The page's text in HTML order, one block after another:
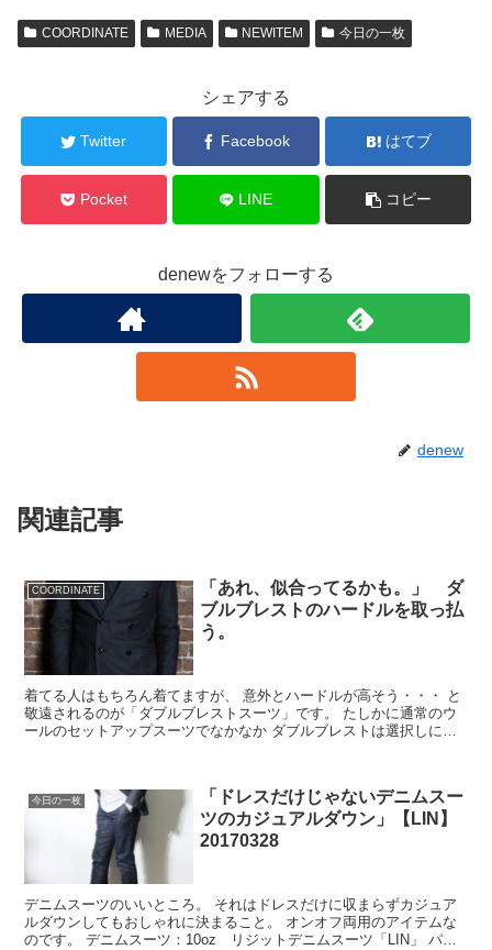
COORDINATE MEDIA NEWITEM 今日の一枚
シェアする
Twitter Facebook はてブ
Pocket LINE コピー
denewをフォローする
denew
関連記事
COORDINATE
「あれ、似合ってるかも。」 ダ
ブルブレストのハードルを取っ払
う。
着てる人はもちろん着てますが、 意外とハードルが高そう・・・ と
敬遠されるのが「ダブルブレストスーツ」です。 たしかに通常のウ
ールのセットアップスーツでなかなか ダブルブレストは選択しにく
今日の一枚
「ドレスだけじゃないデニムスー
ツのカジュアルダウン」【LIN】
20170328
デニムスーツのいいところ。 それはドレスだけに収まらずカジュア
ルダウンしてもおしゃれに決まること。 オンオフ両用のアイテムな
のです。 デニムスーツ：10oz リジットデニムスーツ「LIN」 パー